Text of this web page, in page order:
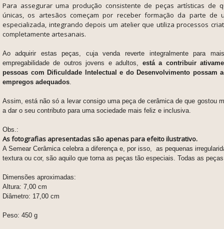
Para assegurar uma produção consistente de peças artísticas de
únicas, os artesãos começam por receber formação da parte de
especializada, integrando depois um atelier que utiliza processos
completamente artesanais.
Ao adquirir estas peças, cuja venda reverte integralmente para
empregabilidade de outros jovens e adultos, está a contribuir
pessoas com Dificuldade Intelectual e do Desenvolvimento possam
empregos adequados
Assim, está não só a levar consigo uma peça de cerâmica de que gostou
a dar o seu contributo para uma sociedade mais feliz e inclusiva.
Obs.:
As fotografias apresentadas são apenas para efeito ilustrativo.
A Semear Cerâmica celebra a diferença e, por isso, as pequenas
textura ou cor, são aquilo que torna as peças tão especiais. Todas as
Dimensões aproximadas:
Altura: 7,00 cm
Diâmetro: 17,00 cm
Peso: 450 g